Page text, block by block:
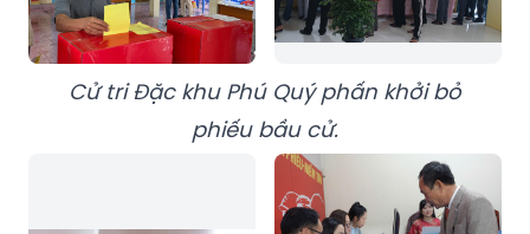
Cử tri Đặc khu Phú Quý phấn khởi bỏ
phiếu bầu cử.